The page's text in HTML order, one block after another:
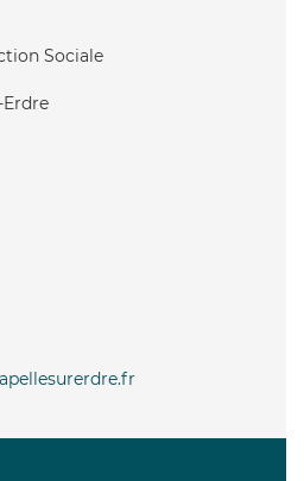
Sociale
Erdre